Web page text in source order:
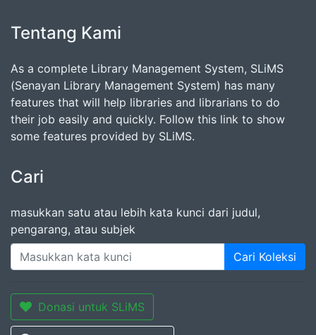
Tentang Kami
As a complete Library Management System, SLiMS
(Senayan Library Management System) has many
features that will help libraries and librarians to do
their job easily and quickly. Follow this link to show
some features provided by SLiMS.
Cari
masukkan satu atau lebih kata kunci dari judul,
pengarang, atau subjek
Cari Koleksi
Donasi untuk SLiMS